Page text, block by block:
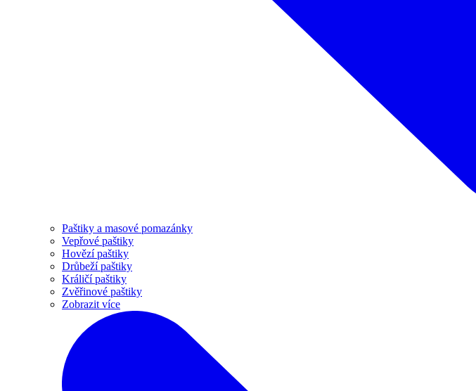
Paštiky a masové pomazánky
Vepřové paštiky
Hovězí paštiky
Drůbeží paštiky
Králičí paštiky
Zvěřinové paštiky
Zobrazit více